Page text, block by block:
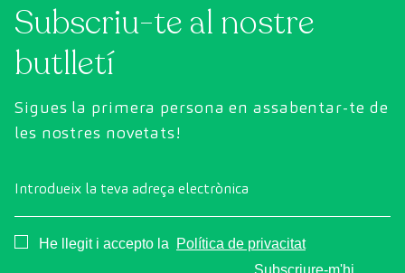
Subscriu-te al nostre
butlletí
Sigues la primera persona en assabentar-te de
les nostres novetats!
Introdueix la teva adreça electrònica
Consentimiento
He llegit i accepto la
Política de privacitat